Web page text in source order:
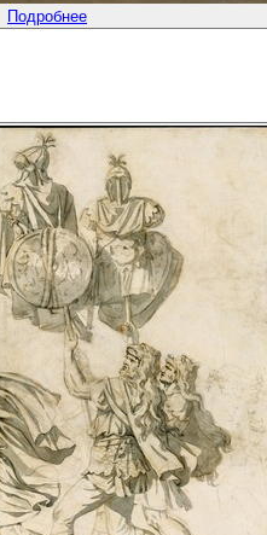
Подробнее